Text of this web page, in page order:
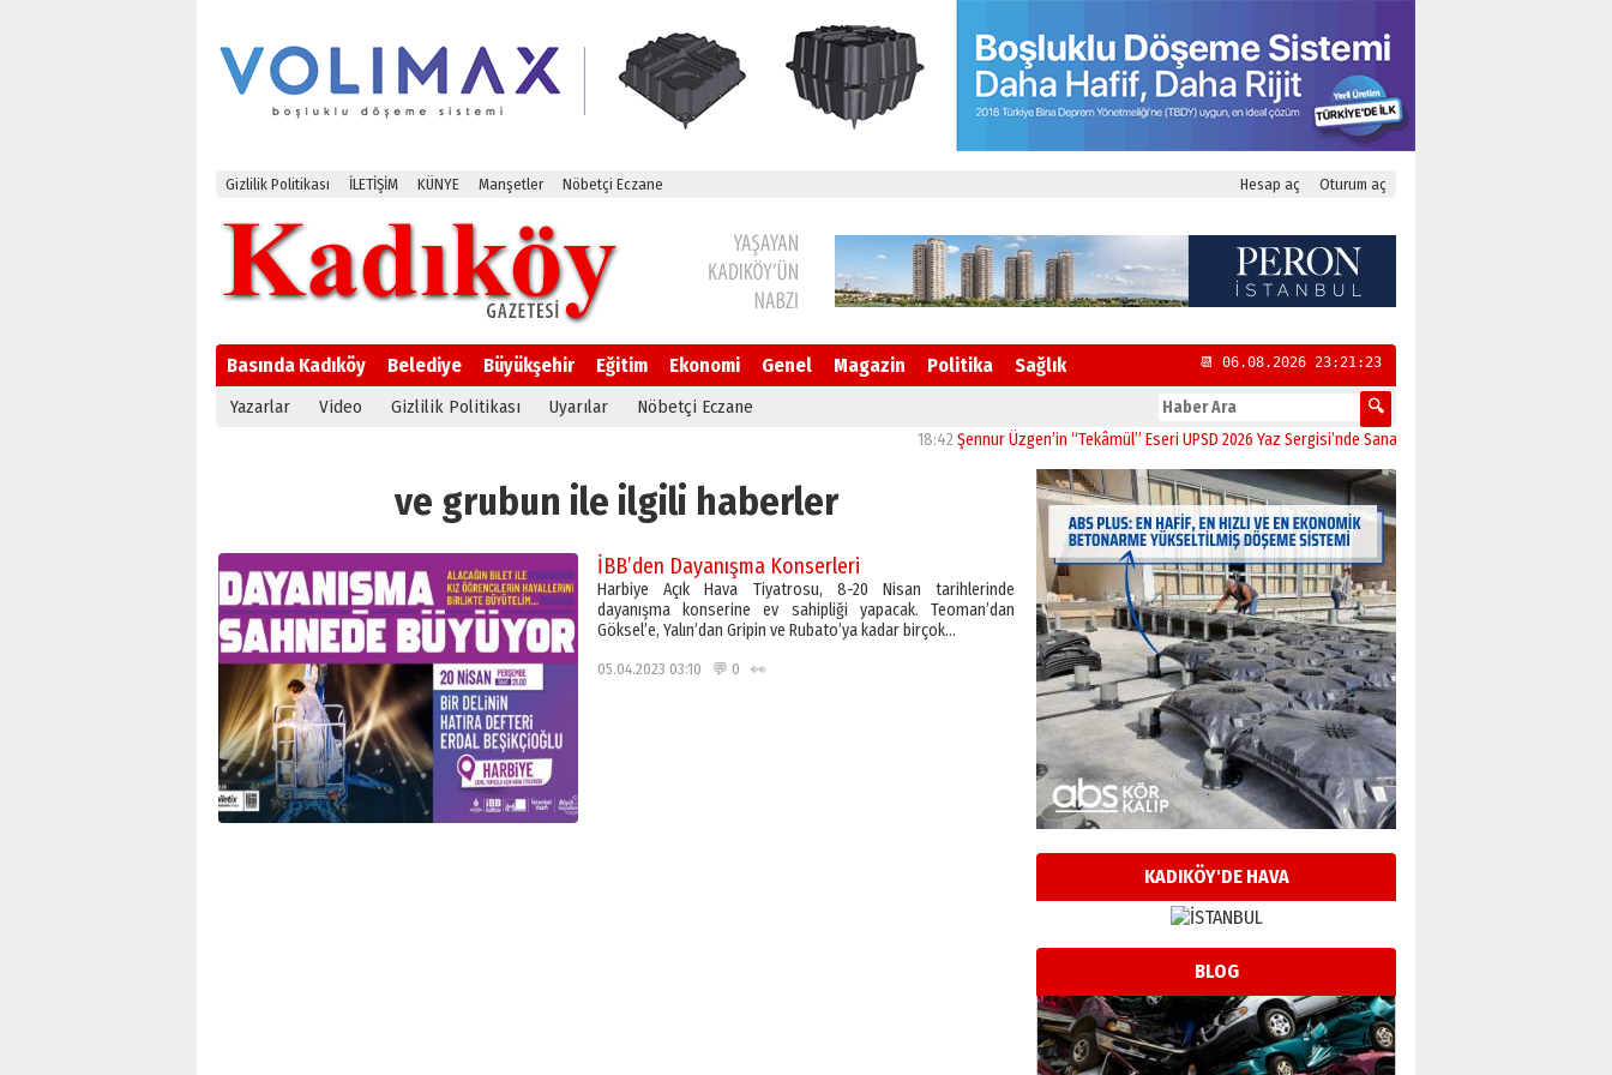
Gizlilik Politikası İLETİŞİM KÜNYE Manşetler Nöbetçi Eczane Hesap aç Oturum aç
Basında Kadıköy Belediye Büyükşehir Eğitim Ekonomi Genel Magazin Politika Sağlık 📆 06.08.2026 23:21:24
Yazarlar Video Gizlilik Politikası Uyarılar Nöbetçi Eczane
Şennur Üzgen’in “Tekâmül” Eseri UPSD 2026 Yaz Sergisi’nde Sanatseverlerle Buluştu
ve grubun ile ilgili haberler
İBB’den Dayanışma Konserleri
Harbiye Açık Hava Tiyatrosu, 8-20 Nisan tarihlerinde
dayanışma konserine ev sahipliği yapacak. Teoman’dan
Göksel’e, Yalın’dan Gripin ve Rubato’ya kadar birçok…
05.04.2023 03:10 💬 0 👀
KADIKÖY'DE HAVA
BLOG